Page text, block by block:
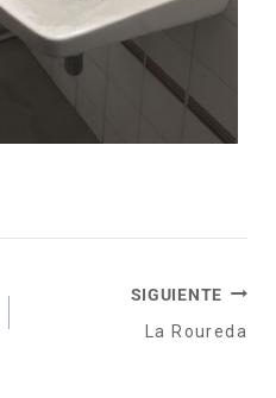
SIGUIENTE
La Roureda